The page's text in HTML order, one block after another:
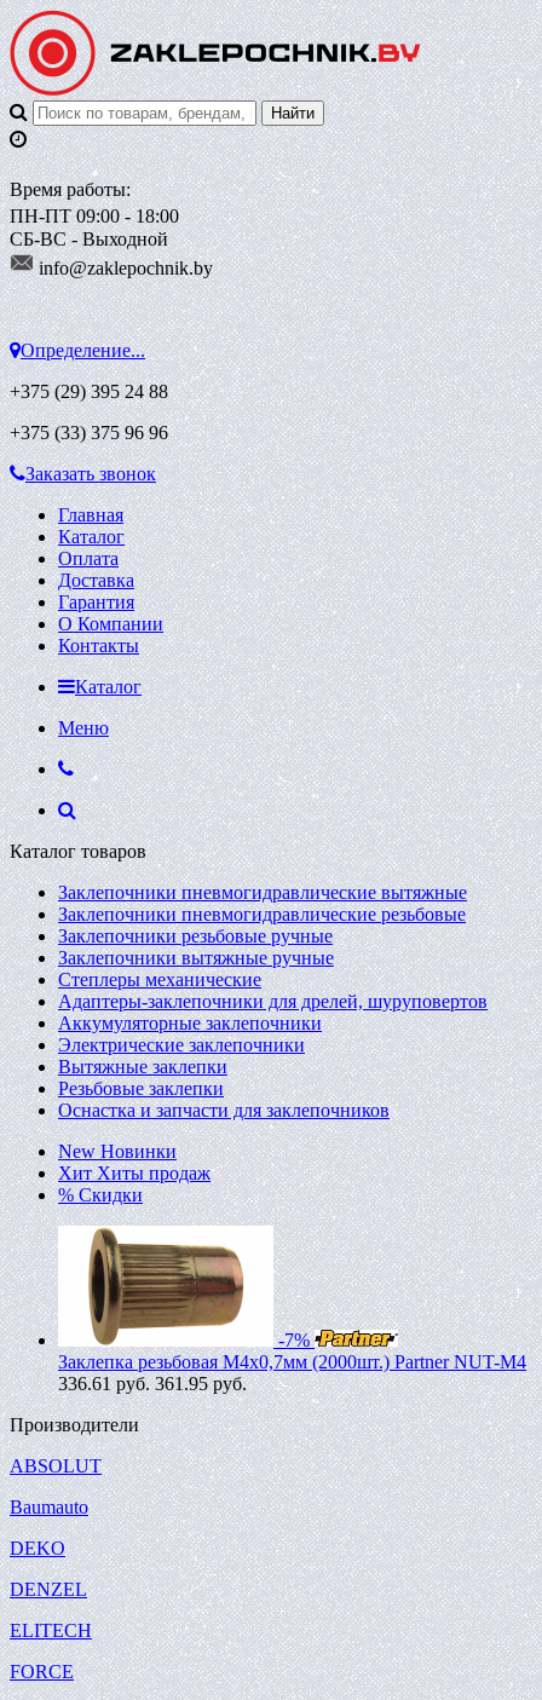
Время работы:
ПН-ПТ 09:00 - 18:00
СБ-ВС - Выходной
info@zaklepochnik.by
Определение...
+375 (29)395 24 88
+375 (33)375 96 96
Заказать звонок
Главная
Каталог
Оплата
Доставка
Гарантия
О Компании
Контакты
Каталог
Меню
Каталог товаров
Заклепочники пневмогидравлические вытяжные
Заклепочники пневмогидравлические резьбовые
Заклепочники резьбовые ручные
Заклепочники вытяжные ручные
Степлеры механические
Адаптеры-заклепочники для дрелей, шуруповертов
Аккумуляторные заклепочники
Электрические заклепочники
Вытяжные заклепки
Резьбовые заклепки
Оснастка и запчасти для заклепочников
New Новинки
Хит Хиты продаж
% Скидки
-7%
Заклепка резьбовая M4х0,7мм (2000шт.) Partner NUT-M4
336.61руб. 361.95 руб.
Производители
ABSOLUT
Baumauto
DEKO
DENZEL
ELITECH
FORCE